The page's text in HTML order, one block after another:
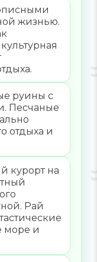
жизнью.
руины с
Песчаные
отдыха и
курорт на
Рай
море и